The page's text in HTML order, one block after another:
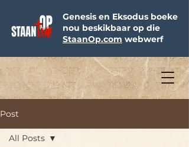
Genesis en Eksodus boeke
nou beskikbaar op die
StaanOp.com webwerf
Post
All Posts